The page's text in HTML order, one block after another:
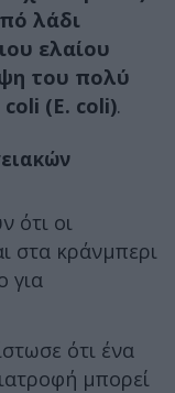
λάδι
ελαίου
του πολύ
(E. coli).
ότι οι
στα κράνμπερι
για
ότι ένα
μπορεί